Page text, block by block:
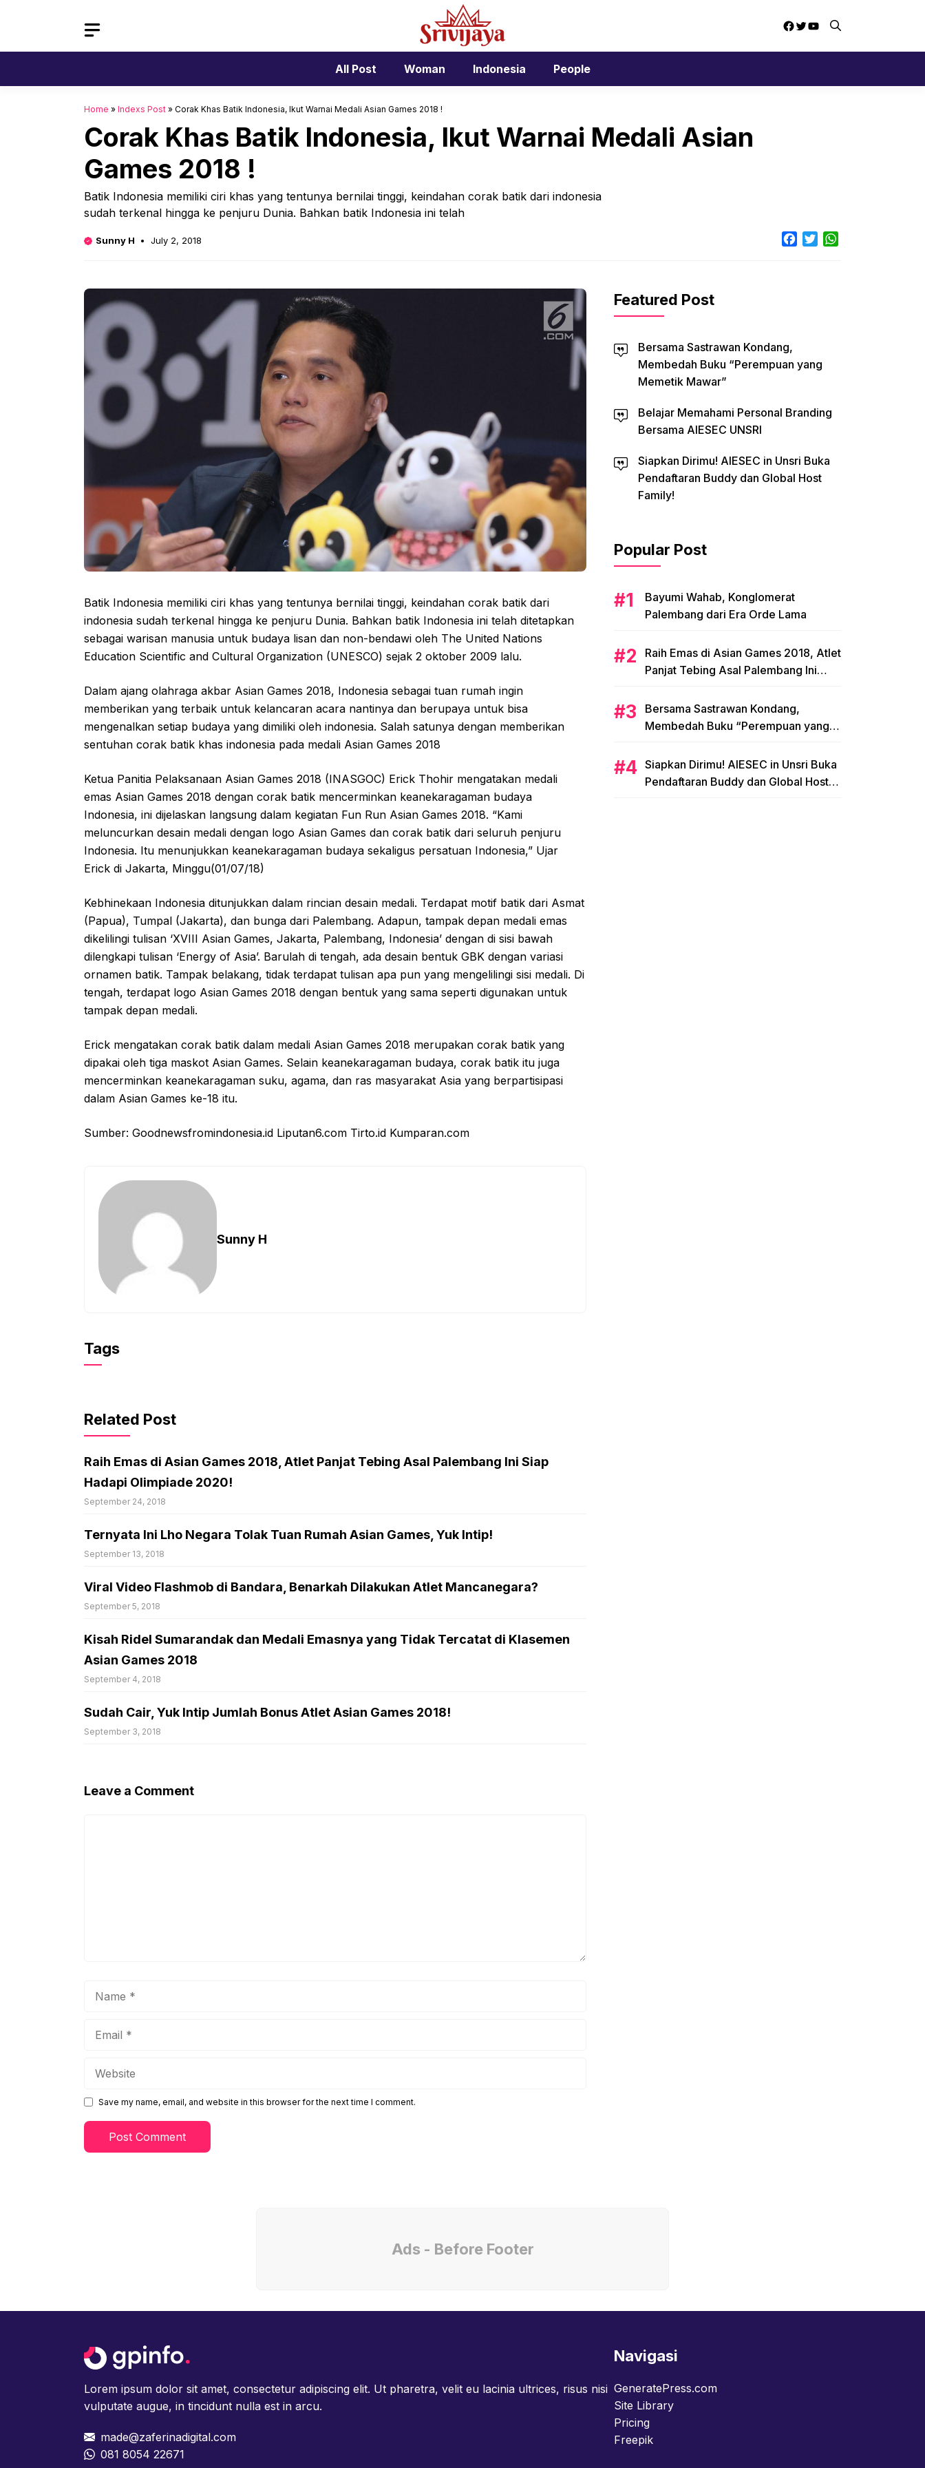
Facebook
Twitter
YouTube
All Post Woman Indonesia People
Home » Indexs Post » Corak Khas Batik Indonesia, Ikut Warnai Medali Asian Games 2018 !
Corak Khas Batik Indonesia, Ikut Warnai Medali Asian
Games 2018 !
Batik Indonesia memiliki ciri khas yang tentunya bernilai tinggi, keindahan corak batik dari indonesia
sudah terkenal hingga ke penjuru Dunia. Bahkan batik Indonesia ini telah
Sunny H July 2, 2018 Facebook
Twitter
Batik Indonesia memiliki ciri khas yang tentunya bernilai tinggi, keindahan corak batik dari
indonesia sudah terkenal hingga ke penjuru Dunia. Bahkan batik Indonesia ini telah ditetapkan
sebagai warisan manusia untuk budaya lisan dan non-bendawi oleh The United Nations
Education Scientific and Cultural Organization (UNESCO) sejak 2 oktober 2009 lalu.
Dalam ajang olahraga akbar Asian Games 2018, Indonesia sebagai tuan rumah ingin
memberikan yang terbaik untuk kelancaran acara nantinya dan berupaya untuk bisa
mengenalkan setiap budaya yang dimiliki oleh indonesia. Salah satunya dengan memberikan
sentuhan corak batik khas indonesia pada medali Asian Games 2018
Ketua Panitia Pelaksanaan Asian Games 2018 (INASGOC) Erick Thohir mengatakan medali
emas Asian Games 2018 dengan corak batik mencerminkan keanekaragaman budaya
Indonesia, ini dijelaskan langsung dalam kegiatan Fun Run Asian Games 2018. “Kami
meluncurkan desain medali dengan logo Asian Games dan corak batik dari seluruh penjuru
Indonesia. Itu menunjukkan keanekaragaman budaya sekaligus persatuan Indonesia,” Ujar
Erick di Jakarta, Minggu(01/07/18)
Kebhinekaan Indonesia ditunjukkan dalam rincian desain medali. Terdapat motif batik dari Asmat
(Papua), Tumpal (Jakarta), dan bunga dari Palembang. Adapun, tampak depan medali emas
dikelilingi tulisan ‘XVIII Asian Games, Jakarta, Palembang, Indonesia’ dengan di sisi bawah
dilengkapi tulisan ‘Energy of Asia’. Barulah di tengah, ada desain bentuk GBK dengan variasi
ornamen batik. Tampak belakang, tidak terdapat tulisan apa pun yang mengelilingi sisi medali. Di
tengah, terdapat logo Asian Games 2018 dengan bentuk yang sama seperti digunakan untuk
tampak depan medali.
Erick mengatakan corak batik dalam medali Asian Games 2018 merupakan corak batik yang
dipakai oleh tiga maskot Asian Games. Selain keanekaragaman budaya, corak batik itu juga
mencerminkan keanekaragaman suku, agama, dan ras masyarakat Asia yang berpartisipasi
dalam Asian Games ke-18 itu.
Sumber: Goodnewsfromindonesia.id Liputan6.com Tirto.id Kumparan.com
Sunny H
Tags
Related Post
Raih Emas di Asian Games 2018, Atlet Panjat Tebing Asal Palembang Ini Siap
Hadapi Olimpiade 2020!
September 24, 2018
Ternyata Ini Lho Negara Tolak Tuan Rumah Asian Games, Yuk Intip!
September 13, 2018
Viral Video Flashmob di Bandara, Benarkah Dilakukan Atlet Mancanegara?
September 5, 2018
Kisah Ridel Sumarandak dan Medali Emasnya yang Tidak Tercatat di Klasemen
Asian Games 2018
September 4, 2018
Sudah Cair, Yuk Intip Jumlah Bonus Atlet Asian Games 2018!
September 3, 2018
Leave a Comment
Save my name, email, and website in this browser for the next time I comment.
Featured Post
Bersama Sastrawan Kondang,
Membedah Buku “Perempuan yang
Memetik Mawar”
Belajar Memahami Personal Branding
Bersama AIESEC UNSRI
Siapkan Dirimu! AIESEC in Unsri Buka
Pendaftaran Buddy dan Global Host
Family!
Popular Post
Bayumi Wahab, Konglomerat
Palembang dari Era Orde Lama
Raih Emas di Asian Games 2018, Atlet
Panjat Tebing Asal Palembang Ini
Bersama Sastrawan Kondang,
Membedah Buku “Perempuan yang
Siapkan Dirimu! AIESEC in Unsri Buka
Pendaftaran Buddy dan Global Host
Ads - Before Footer
Lorem ipsum dolor sit amet, consectetur adipiscing elit. Ut pharetra, velit eu lacinia ultrices, risus nisi
vulputate augue, in tincidunt nulla est in arcu.
made@zaferinadigital.com
081 8054 22671
Navigasi
GeneratePress.com
Site Library
Pricing
Freepik